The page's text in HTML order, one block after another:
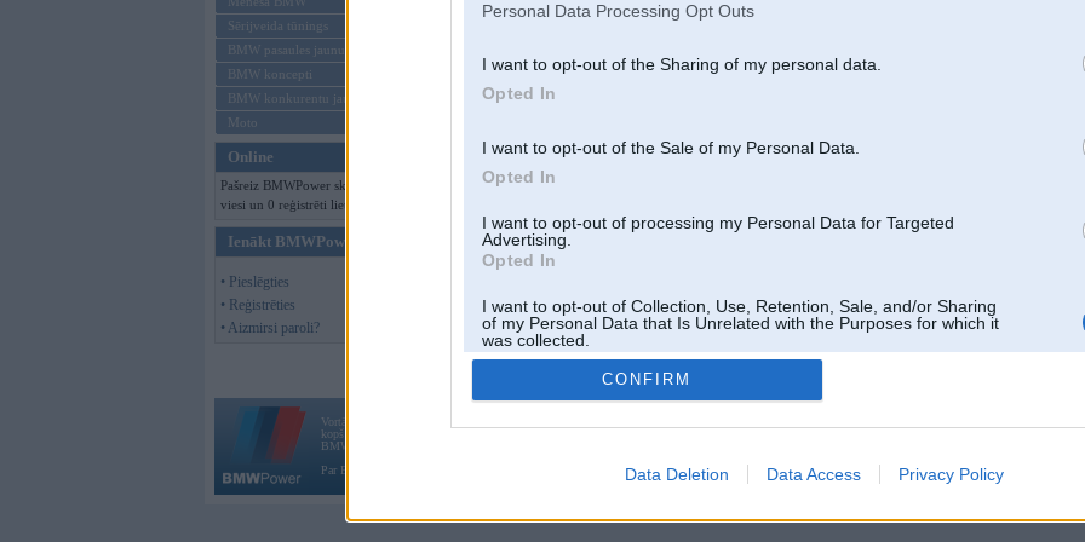
Personal Data Processing Opt Outs
I want to opt-out of the Sharing of my personal data.
Opted In
I want to opt-out of the Sale of my Personal Data.
Opted In
I want to opt-out of processing my Personal Data for Targeted
Advertising.
Opted In
I want to opt-out of Collection, Use, Retention, Sale, and/or Sharing
of my Personal Data that Is Unrelated with the Purposes for which it
was collected.
Opted Out
CONFIRM
Data Deletion Data Access Privacy Policy
Sērijveida tūnings
BMW pasaules jaunumi
BMW koncepti
BMW konkurentu jaunumi
Moto
Online
Pašreiz BMWPower skatās 127
viesi un 0 reģistrēti lietotāji.
Ienākt BMWPower
• Pieslēgties
• Reģistrēties
• Aizmirsi paroli?
Vortāls BMWPower.lv darbojas
kopš 2002. gada 14. maija. Tas nav auto klubs un nav saistīts ar
BMW AG.
Par BMWPower